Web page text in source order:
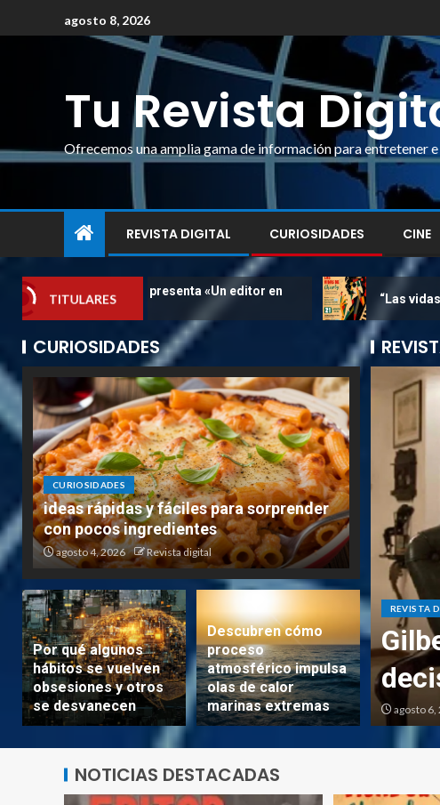
agosto 8, 2026
Tu Revista
Ofrecemos una amplia gama de información para entretener
REVISTA DIGITAL CURIOSIDADES CINE
TITULARES
Navarro presenta «Un editor en
“Las vidas de
CURIOSIDADES
CURIOSIDADES
ideas rápidas y fáciles para sorprender
con pocos ingredientes
agosto 4, 2026 Revista digital
Por qué algunos
hábitos se vuelven
obsesiones y otros
se desvanecen
Descubren cómo
proceso
atmosférico impulsa
olas de calor
marinas extremas
y detalles de su nuevo
digital
REVISTA
agosto 6,
NOTICIAS DESTACADAS